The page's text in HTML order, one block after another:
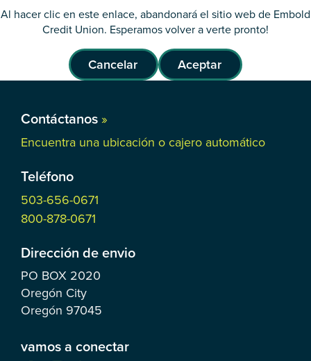
Al hacer clic en este enlace, abandonará el sitio web de Embold
Credit Union. Esperamos volver a verte pronto!
Cancelar Aceptar
Contáctanos »
Encuentra una ubicación o cajero automático
Teléfono
503-656-0671
800-878-0671
Dirección de envio
PO BOX 2020
Oregón City
Oregón 97045
vamos a conectar